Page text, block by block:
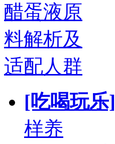
醋蛋液原
料解析及
适配人群
[吃喝玩乐]
样养